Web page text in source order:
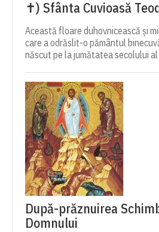
✝) Sfânta Cuvioasă
Această floare duhovnicească și
care a odrăslit-o pământul
născut pe la jumătatea secolului
După-prăznuirea
Domnului